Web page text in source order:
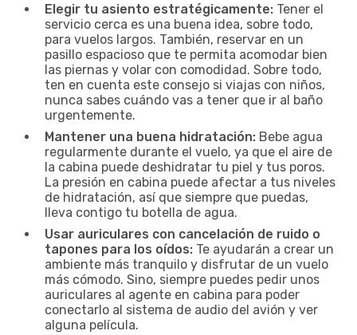
Elegir tu asiento estratégicamente: Tener el
servicio cerca es una buena idea, sobre todo,
para vuelos largos. También, reservar en un
pasillo espacioso que te permita acomodar bien
las piernas y volar con comodidad. Sobre todo,
ten en cuenta este consejo si viajas con niños,
nunca sabes cuándo vas a tener que ir al baño
urgentemente.
Mantener una buena hidratación: Bebe agua
regularmente durante el vuelo, ya que el aire de
la cabina puede deshidratar tu piel y tus poros.
La presión en cabina puede afectar a tus niveles
de hidratación, así que siempre que puedas,
lleva contigo tu botella de agua.
Usar auriculares con cancelación de ruido o
tapones para los oídos: Te ayudarán a crear un
ambiente más tranquilo y disfrutar de un vuelo
más cómodo. Sino, siempre puedes pedir unos
auriculares al agente en cabina para poder
conectarlo al sistema de audio del avión y ver
alguna película.